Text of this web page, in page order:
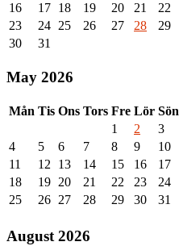
16
17 18 19 20 21
22
23
24 25 26 27 28
29
30
31
May 2026
Mån Tis Ons Tors Fre Lör Sön
1
2
3
4
5 6 7 8 9
10
11
12 13 14 15 16
17
18
19 20 21 22 23
24
25
26 27 28 29 30 31
August 2026